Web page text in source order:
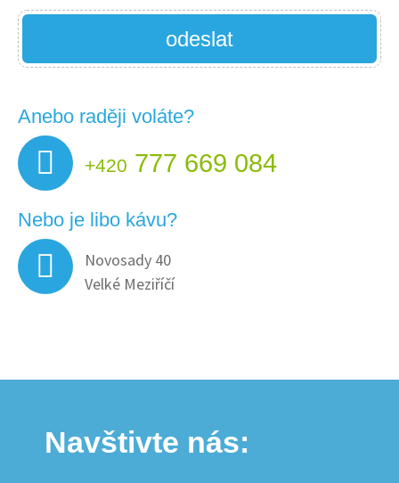
odeslat
Anebo raději voláte?
+420 777 669 084
Nebo je libo kávu?
Novosady 40
Velké Meziříčí
Navštivte nás: